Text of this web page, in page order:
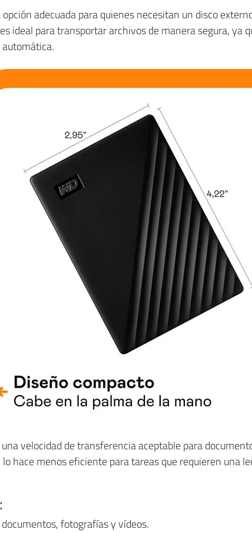
opción adecuada para quienes necesitan un disco
ideal para transportar archivos de manera segura, ya
velocidad de transferencia aceptable para
hace menos eficiente para tareas que requieren una
fotografías y vídeos.